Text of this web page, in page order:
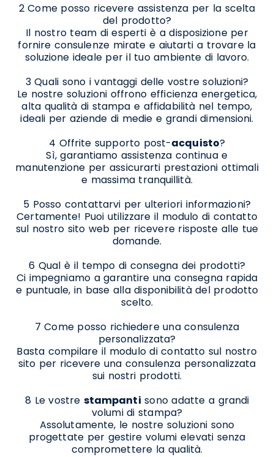
2 Come posso ricevere assistenza per la scelta
del prodotto?
Il nostro team di esperti è a disposizione per
fornire consulenze mirate e aiutarti a trovare la
soluzione ideale per il tuo ambiente di lavoro.
3 Quali sono i vantaggi delle vostre soluzioni?
Le nostre soluzioni offrono efficienza energetica,
alta qualità di stampa e affidabilità nel tempo,
ideali per aziende di medie e grandi dimensioni.
4 Offrite supporto post-acquisto?
Sì, garantiamo assistenza continua e
manutenzione per assicurarti prestazioni ottimali
e massima tranquillità.
5 Posso contattarvi per ulteriori informazioni?
Certamente! Puoi utilizzare il modulo di contatto
sul nostro sito web per ricevere risposte alle tue
domande.
6 Qual è il tempo di consegna dei prodotti?
Ci impegniamo a garantire una consegna rapida
e puntuale, in base alla disponibilità del prodotto
scelto.
7 Come posso richiedere una consulenza
personalizzata?
Basta compilare il modulo di contatto sul nostro
sito per ricevere una consulenza personalizzata
sui nostri prodotti.
8 Le vostre stampanti sono adatte a grandi
volumi di stampa?
Assolutamente, le nostre soluzioni sono
progettate per gestire volumi elevati senza
compromettere la qualità.